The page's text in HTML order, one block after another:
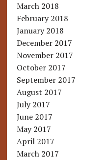
March 2018
February 2018
January 2018
December 2017
November 2017
October 2017
September 2017
August 2017
July 2017
June 2017
May 2017
April 2017
March 2017